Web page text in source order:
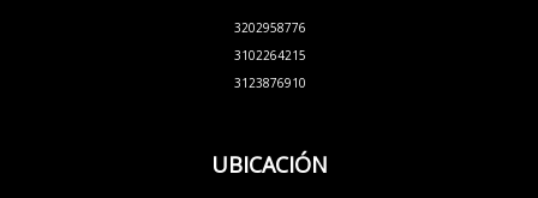
3202958776
3102264215
3123876910
UBICACIÓN